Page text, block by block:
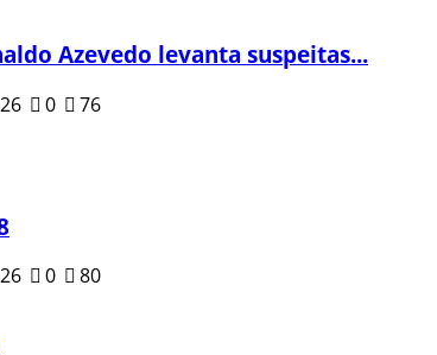
Azevedo levanta suspeitas...
0 76
0 80